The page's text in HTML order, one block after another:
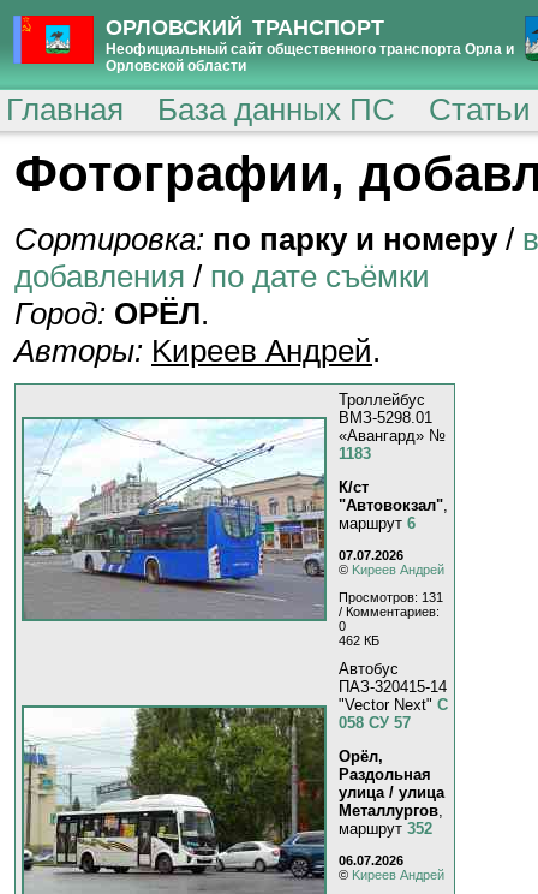
ОРЛОВСКИЙ ТРАНСПОРТ
Неофициальный сайт общественного транспорта Орла и
Орловской области
Главная База данных ПС
Фотографии,
Сортировка: по парку и номеру/
добавления / по дате съёмки
Город: ОРЁЛ.
Авторы: Kиpeeв Aндpeй.
Троллейбус
ВМЗ-5298.01
«Авангард» №
1183
К/ст
"Автовокзал",
маршрут 6
07.07.2026
© Kиpeeв Aндpeй
Просмотров: 131
/ Комментариев:
0
462 КБ
Автобус
ПАЗ-320415-14
"Vector Next" С
058 СУ 57
Орёл,
Раздольная
улица / улица
Металлургов,
маршрут 352
06.07.2026
© Kиpeeв Aндpeй